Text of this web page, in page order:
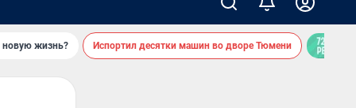
новую жизнь? Испортил десятки машин во дворе Тюмени